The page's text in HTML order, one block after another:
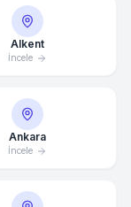
Alkent
İncele
Ankara
İncele